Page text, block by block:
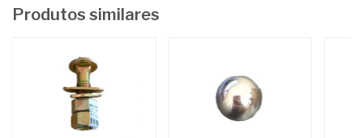
Produtos similares